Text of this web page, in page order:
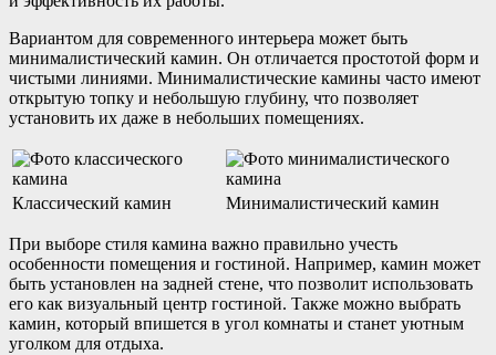
Вариантом для современного интерьера может быть
минималистический камин. Он отличается простотой форм и
чистыми линиями. Минималистические камины часто имеют
открытую топку и небольшую глубину, что позволяет
установить их даже в небольших помещениях.
Классический камин Минималистический камин
При выборе стиля камина важно правильно учесть
особенности помещения и гостиной. Например, камин может
быть установлен на задней стене, что позволит использовать
его как визуальный центр гостиной. Также можно выбрать
камин, который впишется в угол комнаты и станет уютным
уголком для отдыха.